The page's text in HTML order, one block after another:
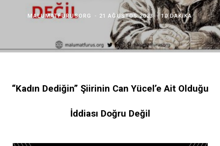
MALUMATFURUSORG 21 AĞUSTOS 2023 10 DAKIKA
“Kadın Dediğin” Şiirinin Can Yücel’e Ait Olduğu
İddiası Doğru Değil